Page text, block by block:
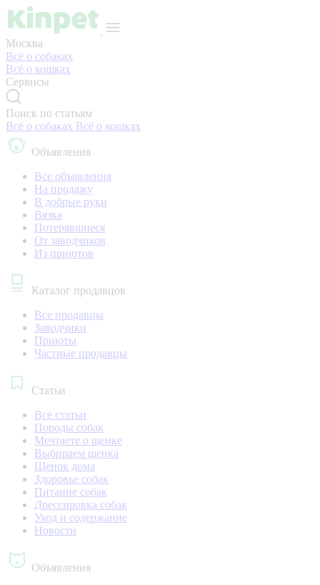
Москва
Всё о собаках
Всё о кошках
Сервисы
Поиск по статьям
Всё о собаках Всё о кошках
Объявления
Все объявления
На продажу
В добрые руки
Вязка
Потерявшиеся
От заводчиков
Из приютов
Каталог продавцов
Все продавцы
Заводчики
Приюты
Частные продавцы
Статьи
Все статьи
Породы собак
Мечтаете о щенке
Выбираем щенка
Щенок дома
Здоровье собак
Питание собак
Дрессировка собак
Уход и содержание
Новости
Объявления